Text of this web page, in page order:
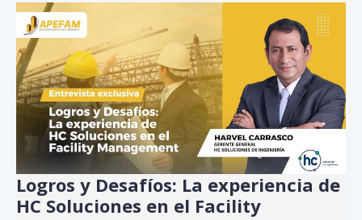
Logros y Desafíos: La experiencia de
HC Soluciones en el Facility